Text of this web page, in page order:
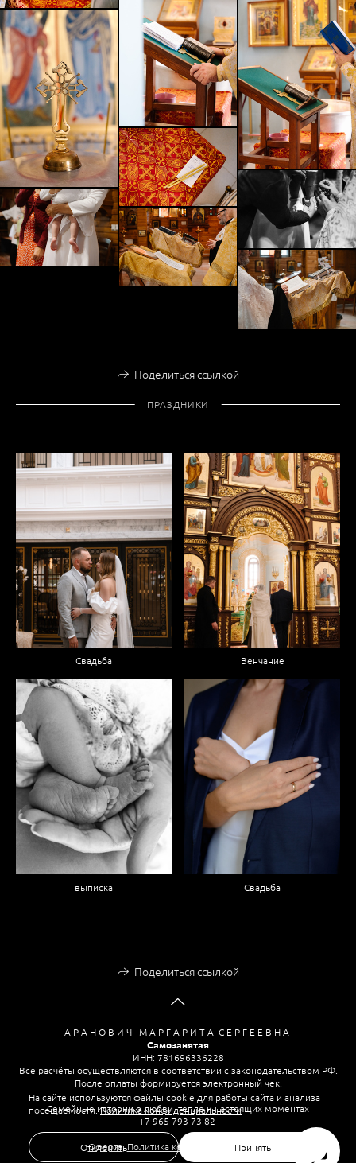
Поделиться ссылкой
ПРАЗДНИКИ
Свадьба Венчание
выписка Свадьба
Поделиться ссылкой
А Р А Н О В И Ч М А Р Г А Р И Т А С Е Р Г Е Е В Н А
Самозанятая
ИНН: 781696336228
Все расчёты осуществляются в соответствии с законодательством РФ.
После оплаты формируется электронный чек.
Семейные истории о любви, тепле и настоящих моментах
+7 965 793 73 82
Оферта,Политика конфиденциальности
На сайте используются файлы cookie для работы сайта и анализа
посещаемости.Политика конфиденциальности
Отклонить Принять